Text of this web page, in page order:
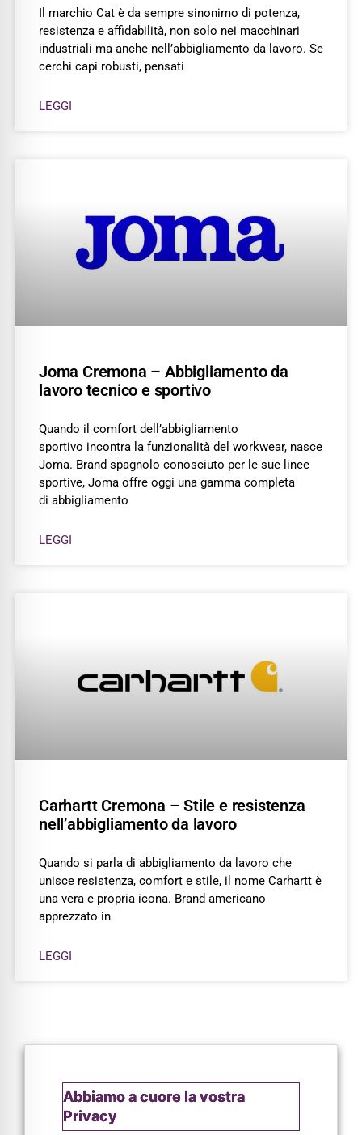
Il marchio Cat è da sempre sinonimo di potenza,
resistenza e affidabilità, non solo nei macchinari
industriali ma anche nell’abbigliamento da lavoro. Se
cerchi capi robusti, pensati
LEGGI
Joma Cremona – Abbigliamento da
lavoro tecnico e sportivo
Quando il comfort dell’abbigliamento
sportivo incontra la funzionalità del workwear, nasce
Joma. Brand spagnolo conosciuto per le sue linee
sportive, Joma offre oggi una gamma completa
di abbigliamento
LEGGI
Carhartt Cremona – Stile e resistenza
nell’abbigliamento da lavoro
Quando si parla di abbigliamento da lavoro che
unisce resistenza, comfort e stile, il nome Carhartt è
una vera e propria icona. Brand americano
apprezzato in
LEGGI
Abbiamo a cuore la vostra
Privacy